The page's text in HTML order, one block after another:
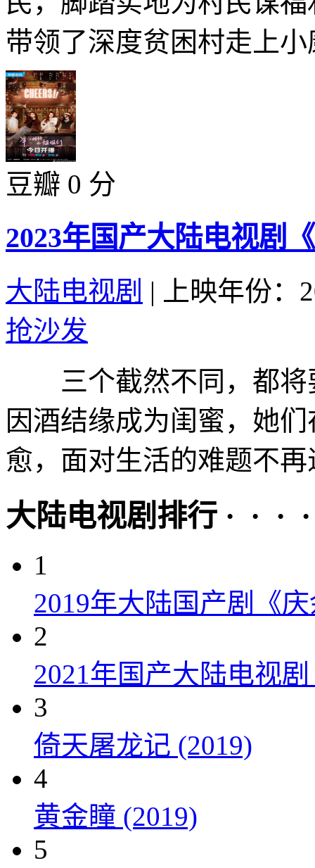
带领了深度贫困村走上
豆瓣 0 分
2023年国产大陆电视剧
大陆电视剧 |
上映年份：
抢沙发
三个截然不同，都将
因酒结缘成为闺蜜，她
愈，面对生活的难题不
大陆电视剧排行 · · ·
1
2019年大陆国产剧《
2
2021年国产大陆电视
3
倚天屠龙记 (2019)
4
黄金瞳 (2019)
5